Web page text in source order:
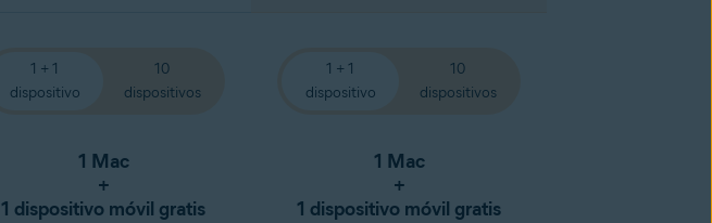
1 + 1
dispositivo
10
dispositivos
1 Mac
+
1 dispositivo móvil gratis
1 + 1
dispositivo
10
dispositivos
1 Mac
+
1 dispositivo móvil gratis